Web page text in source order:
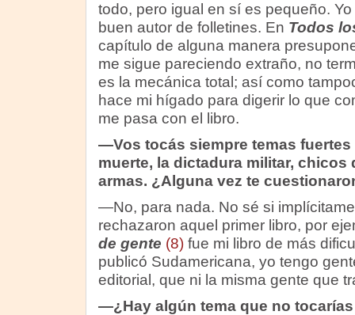
todo, pero igual en sí es pequeño.
buen autor de folletines. En Todos
capítulo de alguna manera
me sigue pareciendo extraño, no
es la mecánica total; así como
hace mi hígado para digerir lo que
me pasa con el libro.
—Vos tocás siempre temas fuertes
muerte, la dictadura militar, chicos
armas. ¿Alguna vez te
—No, para nada. No sé si
rechazaron aquel primer libro, por
de gente (8)fue mi libro de más
publicó Sudamericana, yo tengo
editorial, que ni la misma gente que
—¿Hay algún tema que no